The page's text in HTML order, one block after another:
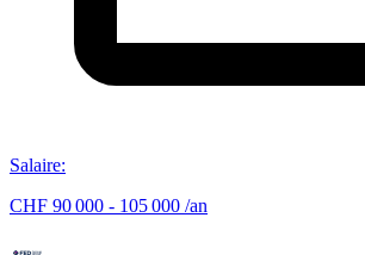
Salaire:
CHF 90 000 - 105 000 /an